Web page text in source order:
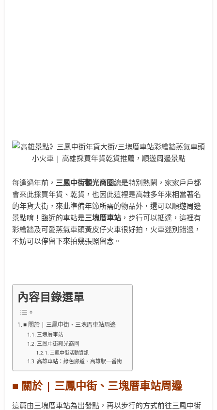
每逢過年前， 三鳳中街觀光商圈總是特別熱鬧，家家戶戶都
會來此採買年貨、乾貨，也因此這裡是高雄多年來相當著名
的年貨大街，來此準備年節所需的物品外，還可以順遊周邊
景點唷！臨近的車站是三塊厝車站 ，步行可以抵達，這裡有
彩繪牆及可愛蒸氣車頭黃皮仔火車很好拍，火車迷別錯過，
不妨可以停留下來拍幾張照留念。
內容目錄選單
■ 關於 | 三鳳中街、三塊厝車站周邊
三塊厝車站
三鳳中街觀光商圈
三鳳中街活動資訊
高雄車站：綠色廊道、高雄駅一番街
■ 關於 | 三鳳中街、三塊厝車站周邊
這篇由三塊厝車站為出發點，再以步行的方式前往三鳳中街